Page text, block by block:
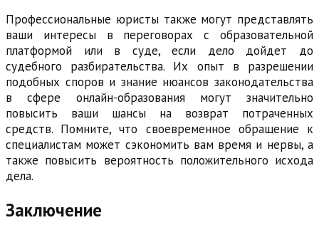
Профессиональные юристы также могут представлять
ваши интересы в переговорах с образовательной
платформой или в суде, если дело дойдет до
судебного разбирательства. Их опыт в разрешении
подобных споров и знание нюансов законодательства
в сфере онлайн-образования могут значительно
повысить ваши шансы на возврат потраченных
средств. Помните, что своевременное обращение к
специалистам может сэкономить вам время и нервы, а
также повысить вероятность положительного исхода
дела.
Заключение